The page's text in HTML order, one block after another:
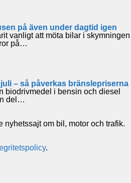
på även under dagtid igen
vanligt att möta bilar i skymningen
på…
– så påverkas bränslepriserna
biodrivmedel i bensin och diesel
del…
nyhetssajt om bil, motor och trafik.
.